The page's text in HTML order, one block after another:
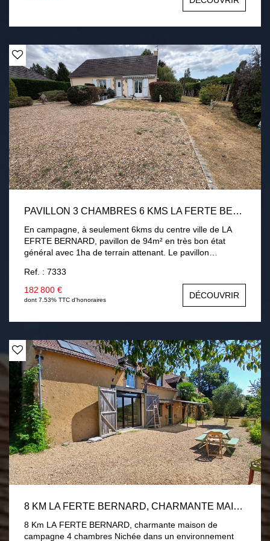
3000 m2 environ avec terrasse, cour intérieur et appentis
chauffage électrique, conduit existant pour poêle Tout à
l'égout Une visite s'impose !
PAVILLON 3 CHAMBRES 6 KMS LA FERTE BERNARD 1HA DE TERRAIN
En campagne, à seulement 6kms du centre ville de LA
EFRTE BERNARD, pavillon de 94m² en très bon état
général avec 1ha de terrain attenant. Le pavillon
salon-séjour avec poêle à granulés, une chambre, une
salle d'eau. En demi palier deux chambres. Garage,
buanderie. Menuiseries PVC double vitrage volets
roulants électrique. Assainissement par fosse toutes eaux
conforme. Terrain de 1 hectare divisé en près et verger
Ref. : 7333
182 800 €
dont 7.53% TTC d'honoraires DÉCOUVRIR
8 KM LA FERTE BERNARD, CHARMANTE MAISON DE CAMPAGNE 4 CHAMBRES
8 Km LA FERTE BERNARD, charmante maison de
campagne 4 chambres Nichée dans un environnement